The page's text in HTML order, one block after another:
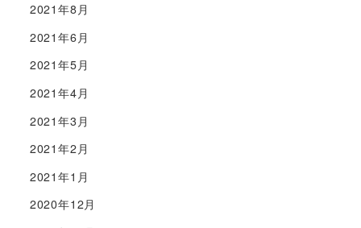
2021年8月
2021年6月
2021年5月
2021年4月
2021年3月
2021年2月
2021年1月
2020年12月